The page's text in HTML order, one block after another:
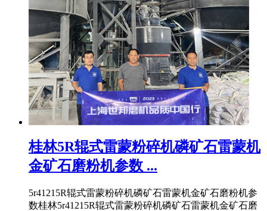
桂林5R辊式雷蒙粉碎机磷矿石雷蒙机
金矿石磨粉机参数 ...
5r41215R辊式雷蒙粉碎机磷矿石雷蒙机金矿石磨粉机参
数桂林5r41215R辊式雷蒙粉碎机磷矿石雷蒙机金矿石磨